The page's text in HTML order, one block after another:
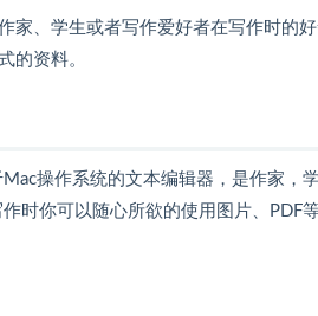
家、学生或者写作爱好者在写作时的
的资料。
操作系统的文本编辑器，是作家，
时你可以随心所欲的使用图片、PDF